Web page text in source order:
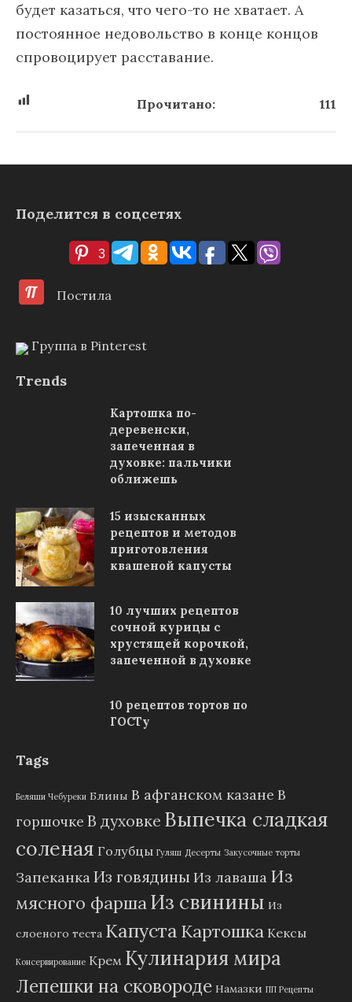
будет казаться, что чего-то не хватает. А
постоянное недовольство в конце концов
спровоцирует расставание.
Прочитано: 111
Поделится в соцсетях
3
Постила
Группа в Pinterest
Trends
Картошка по-
деревенски,
запеченная в
духовке: пальчики
оближешь
15 изысканных
рецептов и методов
приготовления
квашеной капусты
10 лучших рецептов
сочной курицы с
хрустящей корочкой,
запеченной в духовке
10 рецептов тортов по
ГОСТу
Tags
Беляши Чебуреки Блины В афганском казане В
горшочке В духовке Выпечка сладкая
соленая Голубцы Гуляш Десерты Закусочные торты
ЗапеканкаИз говядины Из лаваша Из
мясного фаршаИз свинины Из
слоеного теста Капуста Картошка Кексы
Консервирование Крем Кулинария мира
Лепешки на сковороде Намазки ПП Рецепты